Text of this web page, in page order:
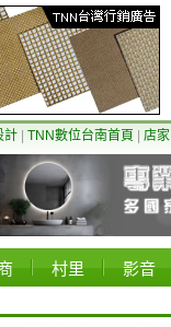
計 TNN數位台南首頁 店家
村里 影音